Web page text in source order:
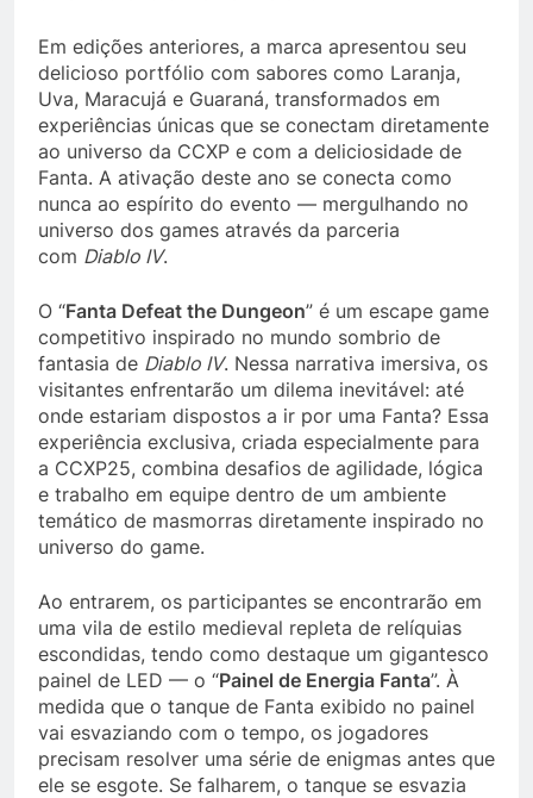
Em edições anteriores, a marca apresentou seu
delicioso portfólio com sabores como Laranja,
Uva, Maracujá e Guaraná, transformados em
experiências únicas que se conectam diretamente
ao universo da CCXP e com a deliciosidade de
Fanta. A ativação deste ano se conecta como
nunca ao espírito do evento — mergulhando no
universo dos games através da parceria
com Diablo IV.
O “Fanta Defeat the Dungeon” é um escape game
competitivo inspirado no mundo sombrio de
fantasia de Diablo IV. Nessa narrativa imersiva, os
visitantes enfrentarão um dilema inevitável: até
onde estariam dispostos a ir por uma Fanta? Essa
experiência exclusiva, criada especialmente para
a CCXP25, combina desafios de agilidade, lógica
e trabalho em equipe dentro de um ambiente
temático de masmorras diretamente inspirado no
universo do game.
Ao entrarem, os participantes se encontrarão em
uma vila de estilo medieval repleta de relíquias
escondidas, tendo como destaque um gigantesco
painel de LED — o “Painel de Energia Fanta”. À
medida que o tanque de Fanta exibido no painel
vai esvaziando com o tempo, os jogadores
precisam resolver uma série de enigmas antes que
ele se esgote. Se falharem, o tanque se esvazia